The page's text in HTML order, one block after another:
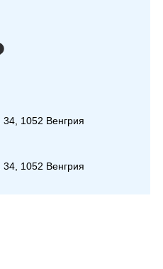
1052 Венгрия
1052 Венгрия